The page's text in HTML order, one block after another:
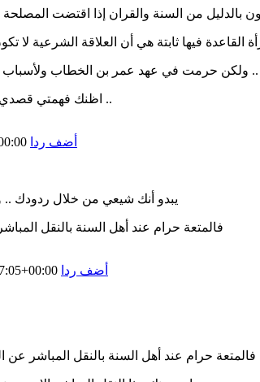
فيها ثابتة هي أن العلاقة الشرعية لا
اظنك فهمتي قصدي .. اذا امد الله في اعمارنا سنرى ..
أضف ردا
يبدو أنك شيعي من خلال ردودك ..
فالمتعة حرام عند أهل السنة بالنقل
أضف ردا
فالمتعة حرام عند أهل السنة بالنقل المباشر عن